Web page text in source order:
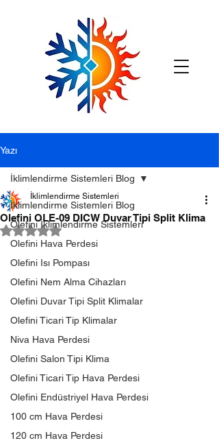
Yazı
İklimlendirme Sistemleri Blog
Olefini İklimlendirme Sistemleri
Olefini Hava Perdesi
Olefini Isı Pompası
Olefini Nem Alma Cihazları
Olefini Duvar Tipi Split Klimalar
Olefini Ticari Tip Klimalar
Niva Hava Perdesi
Olefini Salon Tipi Klima
Olefini Ticari Tip Hava Perdesi
Olefini Endüstriyel Hava Perdesi
100 cm Hava Perdesi
120 cm Hava Perdesi
İklimlendirme Sistemleri Blog
Olefini OLE-09 DICW Duvar Tipi Split Klima
İklimlendirme Sistemleri
5 üzerinden NaN yıldız